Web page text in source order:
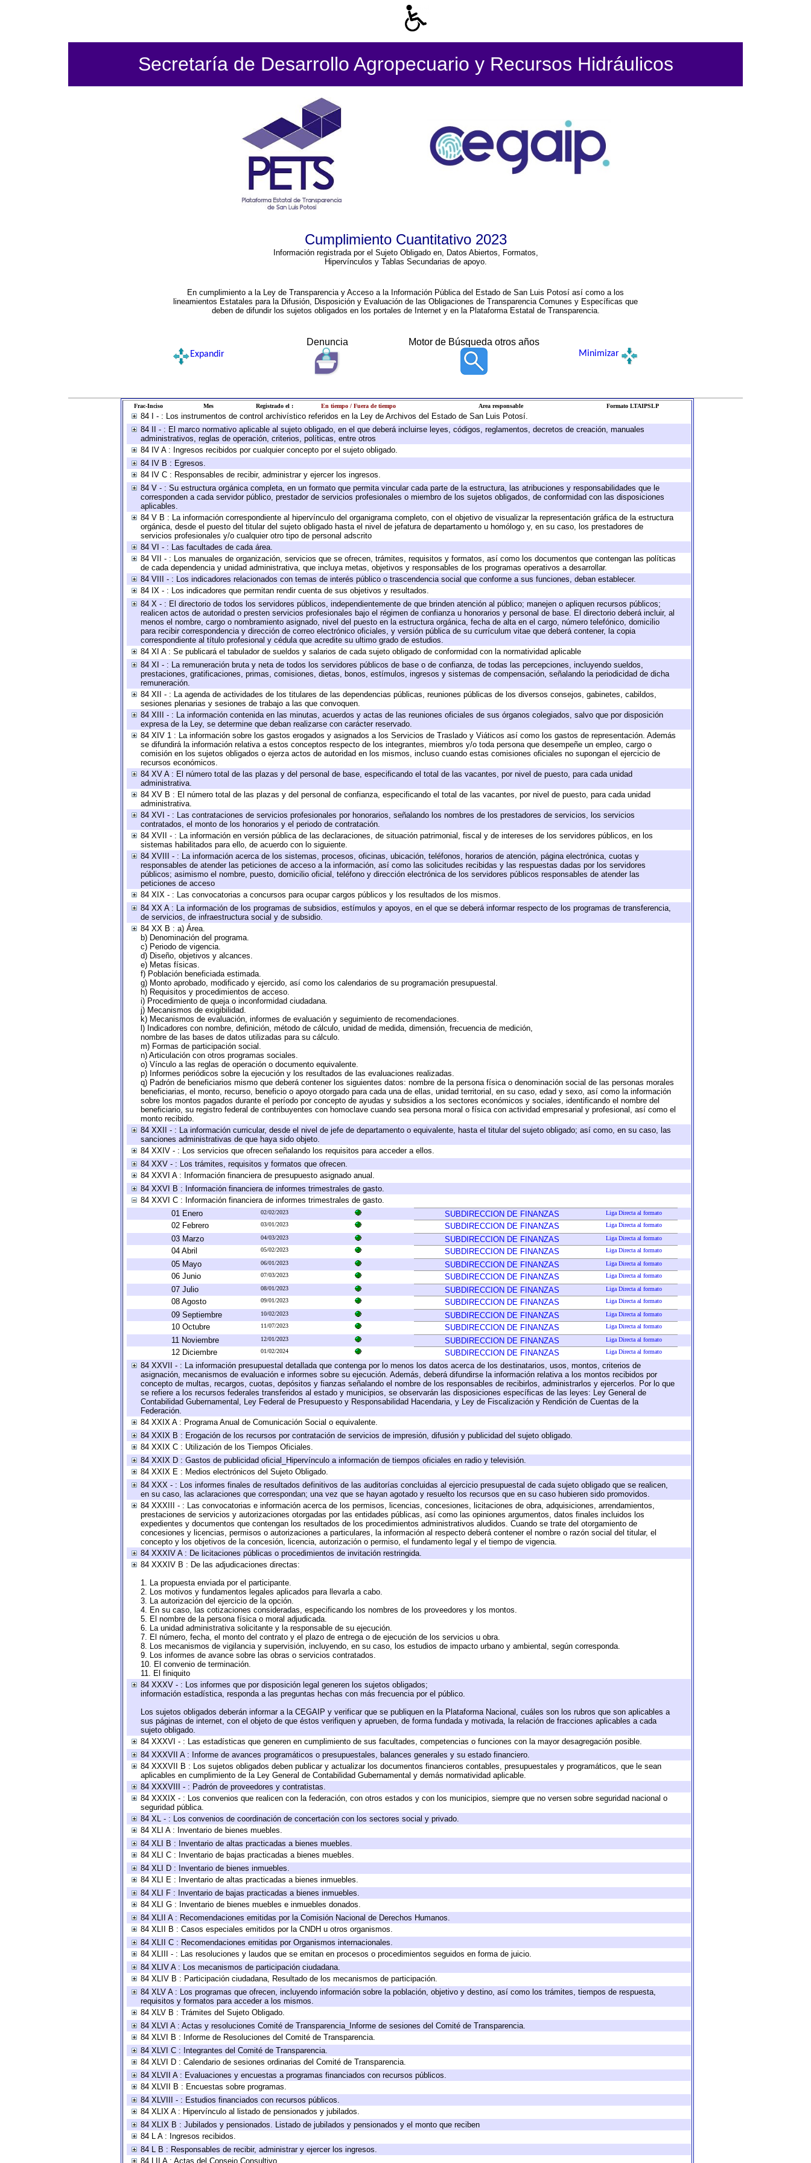
Secretaría de Desarrollo Agropecuario y Recursos Hidráulicos
Cumplimiento Cuantitativo 2023
Información registrada por el Sujeto Obligado en, Datos Abiertos, Formatos,
Hipervínculos y Tablas Secundarias de apoyo.
En cumplimiento a la Ley de Transparencia y Acceso a la Información Pública del Estado de San Luis Potosí así como a los
lineamientos Estatales para la Difusión, Disposición y Evaluación de las Obligaciones de Transparencia Comunes y Específicas que
deben de difundir los sujetos obligados en los portales de Internet y en la Plataforma Estatal de Transparencia.
Denuncia Motor de Búsqueda otros años
Expandir Minimizar
Frac-Inciso Mes Registrado el : En tiempo / Fuera de tiempo Area responsable Formato LTAIPSLP
84 I - : Los instrumentos de control archivístico referidos en la Ley de Archivos del Estado de San Luis Potosí.
84 II - : El marco normativo aplicable al sujeto obligado, en el que deberá incluirse leyes, códigos, reglamentos, decretos de creación, manuales
administrativos, reglas de operación, criterios, políticas, entre otros
84 IV A : Ingresos recibidos por cualquier concepto por el sujeto obligado.
84 IV B : Egresos.
84 IV C : Responsables de recibir, administrar y ejercer los ingresos.
84 V - : Su estructura orgánica completa, en un formato que permita vincular cada parte de la estructura, las atribuciones y responsabilidades que le
corresponden a cada servidor público, prestador de servicios profesionales o miembro de los sujetos obligados, de conformidad con las disposiciones
aplicables.
84 V B : La información correspondiente al hipervínculo del organigrama completo, con el objetivo de visualizar la representación gráfica de la estructura
orgánica, desde el puesto del titular del sujeto obligado hasta el nivel de jefatura de departamento u homólogo y, en su caso, los prestadores de
servicios profesionales y/o cualquier otro tipo de personal adscrito
84 VI - : Las facultades de cada área.
84 VII - : Los manuales de organización, servicios que se ofrecen, trámites, requisitos y formatos, así como los documentos que contengan las políticas
de cada dependencia y unidad administrativa, que incluya metas, objetivos y responsables de los programas operativos a desarrollar.
84 VIII - : Los indicadores relacionados con temas de interés público o trascendencia social que conforme a sus funciones, deban establecer.
84 IX - : Los indicadores que permitan rendir cuenta de sus objetivos y resultados.
84 X - : El directorio de todos los servidores públicos, independientemente de que brinden atención al público; manejen o apliquen recursos públicos;
realicen actos de autoridad o presten servicios profesionales bajo el régimen de confianza u honorarios y personal de base. El directorio deberá incluir, al
menos el nombre, cargo o nombramiento asignado, nivel del puesto en la estructura orgánica, fecha de alta en el cargo, número telefónico, domicilio
para recibir correspondencia y dirección de correo electrónico oficiales, y versión pública de su currículum vitae que deberá contener, la copia
correspondiente al título profesional y cédula que acredite su ultimo grado de estudios.
84 XI A : Se publicará el tabulador de sueldos y salarios de cada sujeto obligado de conformidad con la normatividad aplicable
84 XI - : La remuneración bruta y neta de todos los servidores públicos de base o de confianza, de todas las percepciones, incluyendo sueldos,
prestaciones, gratificaciones, primas, comisiones, dietas, bonos, estímulos, ingresos y sistemas de compensación, señalando la periodicidad de dicha
remuneración.
84 XII - : La agenda de actividades de los titulares de las dependencias públicas, reuniones públicas de los diversos consejos, gabinetes, cabildos,
sesiones plenarias y sesiones de trabajo a las que convoquen.
84 XIII - : La información contenida en las minutas, acuerdos y actas de las reuniones oficiales de sus órganos colegiados, salvo que por disposición
expresa de la Ley, se determine que deban realizarse con carácter reservado.
84 XIV 1 : La información sobre los gastos erogados y asignados a los Servicios de Traslado y Viáticos así como los gastos de representación. Además
se difundirá la información relativa a estos conceptos respecto de los integrantes, miembros y/o toda persona que desempeñe un empleo, cargo o
comisión en los sujetos obligados o ejerza actos de autoridad en los mismos, incluso cuando estas comisiones oficiales no supongan el ejercicio de
recursos económicos.
84 XV A : El número total de las plazas y del personal de base, especificando el total de las vacantes, por nivel de puesto, para cada unidad
administrativa.
84 XV B : El número total de las plazas y del personal de confianza, especificando el total de las vacantes, por nivel de puesto, para cada unidad
administrativa.
84 XVI - : Las contrataciones de servicios profesionales por honorarios, señalando los nombres de los prestadores de servicios, los servicios
contratados, el monto de los honorarios y el periodo de contratación.
84 XVII - : La información en versión pública de las declaraciones, de situación patrimonial, fiscal y de intereses de los servidores públicos, en los
sistemas habilitados para ello, de acuerdo con lo siguiente.
84 XVIII - : La información acerca de los sistemas, procesos, oficinas, ubicación, teléfonos, horarios de atención, página electrónica, cuotas y
responsables de atender las peticiones de acceso a la información, así como las solicitudes recibidas y las respuestas dadas por los servidores
públicos; asimismo el nombre, puesto, domicilio oficial, teléfono y dirección electrónica de los servidores públicos responsables de atender las
peticiones de acceso
84 XIX - : Las convocatorias a concursos para ocupar cargos públicos y los resultados de los mismos.
84 XX A : La información de los programas de subsidios, estímulos y apoyos, en el que se deberá informar respecto de los programas de transferencia,
de servicios, de infraestructura social y de subsidio.
84 XX B : a) Área.
b) Denominación del programa.
c) Periodo de vigencia.
d) Diseño, objetivos y alcances.
e) Metas físicas.
f) Población beneficiada estimada.
g) Monto aprobado, modificado y ejercido, así como los calendarios de su programación presupuestal.
h) Requisitos y procedimientos de acceso.
i) Procedimiento de queja o inconformidad ciudadana.
j) Mecanismos de exigibilidad.
k) Mecanismos de evaluación, informes de evaluación y seguimiento de recomendaciones.
l) Indicadores con nombre, definición, método de cálculo, unidad de medida, dimensión, frecuencia de medición,
nombre de las bases de datos utilizadas para su cálculo.
m) Formas de participación social.
n) Articulación con otros programas sociales.
o) Vínculo a las reglas de operación o documento equivalente.
p) Informes periódicos sobre la ejecución y los resultados de las evaluaciones realizadas.
q) Padrón de beneficiarios mismo que deberá contener los siguientes datos: nombre de la persona física o denominación social de las personas morales
beneficiarias, el monto, recurso, beneficio o apoyo otorgado para cada una de ellas, unidad territorial, en su caso, edad y sexo, así como la información
sobre los montos pagados durante el período por concepto de ayudas y subsidios a los sectores económicos y sociales, identificando el nombre del
beneficiario, su registro federal de contribuyentes con homoclave cuando sea persona moral o física con actividad empresarial y profesional, así como el
monto recibido.
84 XXII - : La información curricular, desde el nivel de jefe de departamento o equivalente, hasta el titular del sujeto obligado; así como, en su caso, las
sanciones administrativas de que haya sido objeto.
84 XXIV - : Los servicios que ofrecen señalando los requisitos para acceder a ellos.
84 XXV - : Los trámites, requisitos y formatos que ofrecen.
84 XXVI A : Información financiera de presupuesto asignado anual.
84 XXVI B : Información financiera de informes trimestrales de gasto.
84 XXVI C : Información financiera de informes trimestrales de gasto.
01 Enero
02/02/2023 SUBDIRECCION DE FINANZAS Liga Directa al formato
02 Febrero 03/01/2023 SUBDIRECCION DE FINANZAS Liga Directa al formato
03 Marzo 04/03/2023 SUBDIRECCION DE FINANZAS Liga Directa al formato
04 Abril 05/02/2023 SUBDIRECCION DE FINANZAS Liga Directa al formato
05 Mayo 06/01/2023 SUBDIRECCION DE FINANZAS Liga Directa al formato
06 Junio 07/03/2023 SUBDIRECCION DE FINANZAS Liga Directa al formato
07 Julio 08/01/2023 SUBDIRECCION DE FINANZAS Liga Directa al formato
08 Agosto 09/01/2023 SUBDIRECCION DE FINANZAS Liga Directa al formato
09 Septiembre 10/02/2023 SUBDIRECCION DE FINANZAS Liga Directa al formato
10 Octubre 11/07/2023 SUBDIRECCION DE FINANZAS Liga Directa al formato
11 Noviembre 12/01/2023 SUBDIRECCION DE FINANZAS Liga Directa al formato
12 Diciembre 01/02/2024 SUBDIRECCION DE FINANZAS Liga Directa al formato
84 XXVII - : La información presupuestal detallada que contenga por lo menos los datos acerca de los destinatarios, usos, montos, criterios de
asignación, mecanismos de evaluación e informes sobre su ejecución. Además, deberá difundirse la información relativa a los montos recibidos por
concepto de multas, recargos, cuotas, depósitos y fianzas señalando el nombre de los responsables de recibirlos, administrarlos y ejercerlos. Por lo que
se refiere a los recursos federales transferidos al estado y municipios, se observarán las disposiciones específicas de las leyes: Ley General de
Contabilidad Gubernamental, Ley Federal de Presupuesto y Responsabilidad Hacendaria, y Ley de Fiscalización y Rendición de Cuentas de la
Federación.
84 XXIX A : Programa Anual de Comunicación Social o equivalente.
84 XXIX B : Erogación de los recursos por contratación de servicios de impresión, difusión y publicidad del sujeto obligado.
84 XXIX C : Utilización de los Tiempos Oficiales.
84 XXIX D : Gastos de publicidad oficial_Hipervínculo a información de tiempos oficiales en radio y televisión.
84 XXIX E : Medios electrónicos del Sujeto Obligado.
84 XXX - : Los informes finales de resultados definitivos de las auditorías concluidas al ejercicio presupuestal de cada sujeto obligado que se realicen,
en su caso, las aclaraciones que correspondan; una vez que se hayan agotado y resuelto los recursos que en su caso hubieren sido promovidos.
84 XXXIII - : Las convocatorias e información acerca de los permisos, licencias, concesiones, licitaciones de obra, adquisiciones, arrendamientos,
prestaciones de servicios y autorizaciones otorgadas por las entidades públicas, así como las opiniones argumentos, datos finales incluidos los
expedientes y documentos que contengan los resultados de los procedimientos administrativos aludidos. Cuando se trate del otorgamiento de
concesiones y licencias, permisos o autorizaciones a particulares, la información al respecto deberá contener el nombre o razón social del titular, el
concepto y los objetivos de la concesión, licencia, autorización o permiso, el fundamento legal y el tiempo de vigencia.
84 XXXIV A : De licitaciones públicas o procedimientos de invitación restringida.
84 XXXIV B : De las adjudicaciones directas:
1. La propuesta enviada por el participante.
2. Los motivos y fundamentos legales aplicados para llevarla a cabo.
3. La autorización del ejercicio de la opción.
4. En su caso, las cotizaciones consideradas, especificando los nombres de los proveedores y los montos.
5. El nombre de la persona física o moral adjudicada.
6. La unidad administrativa solicitante y la responsable de su ejecución.
7. El número, fecha, el monto del contrato y el plazo de entrega o de ejecución de los servicios u obra.
8. Los mecanismos de vigilancia y supervisión, incluyendo, en su caso, los estudios de impacto urbano y ambiental, según corresponda.
9. Los informes de avance sobre las obras o servicios contratados.
10. El convenio de terminación.
11. El finiquito
84 XXXV - : Los informes que por disposición legal generen los sujetos obligados;
información estadística, responda a las preguntas hechas con más frecuencia por el público.
Los sujetos obligados deberán informar a la CEGAIP y verificar que se publiquen en la Plataforma Nacional, cuáles son los rubros que son aplicables a
sus páginas de internet, con el objeto de que éstos verifiquen y aprueben, de forma fundada y motivada, la relación de fracciones aplicables a cada
sujeto obligado.
84 XXXVI - : Las estadísticas que generen en cumplimiento de sus facultades, competencias o funciones con la mayor desagregación posible.
84 XXXVII A : Informe de avances programáticos o presupuestales, balances generales y su estado financiero.
84 XXXVII B : Los sujetos obligados deben publicar y actualizar los documentos financieros contables, presupuestales y programáticos, que le sean
aplicables en cumplimiento de la Ley General de Contabilidad Gubernamental y demás normatividad aplicable.
84 XXXVIII - : Padrón de proveedores y contratistas.
84 XXXIX - : Los convenios que realicen con la federación, con otros estados y con los municipios, siempre que no versen sobre seguridad nacional o
seguridad pública.
84 XL - : Los convenios de coordinación de concertación con los sectores social y privado.
84 XLI A : Inventario de bienes muebles.
84 XLI B : Inventario de altas practicadas a bienes muebles.
84 XLI C : Inventario de bajas practicadas a bienes muebles.
84 XLI D : Inventario de bienes inmuebles.
84 XLI E : Inventario de altas practicadas a bienes inmuebles.
84 XLI F : Inventario de bajas practicadas a bienes inmuebles.
84 XLI G : Inventario de bienes muebles e inmuebles donados.
84 XLII A : Recomendaciones emitidas por la Comisión Nacional de Derechos Humanos.
84 XLII B : Casos especiales emitidos por la CNDH u otros organismos.
84 XLII C : Recomendaciones emitidas por Organismos internacionales.
84 XLIII - : Las resoluciones y laudos que se emitan en procesos o procedimientos seguidos en forma de juicio.
84 XLIV A : Los mecanismos de participación ciudadana.
84 XLIV B : Participación ciudadana, Resultado de los mecanismos de participación.
84 XLV A : Los programas que ofrecen, incluyendo información sobre la población, objetivo y destino, así como los trámites, tiempos de respuesta,
requisitos y formatos para acceder a los mismos.
84 XLV B : Trámites del Sujeto Obligado.
84 XLVI A : Actas y resoluciones Comité de Transparencia_Informe de sesiones del Comité de Transparencia.
84 XLVI B : Informe de Resoluciones del Comité de Transparencia.
84 XLVI C : Integrantes del Comité de Transparencia.
84 XLVI D : Calendario de sesiones ordinarias del Comité de Transparencia.
84 XLVII A : Evaluaciones y encuestas a programas financiados con recursos públicos.
84 XLVII B : Encuestas sobre programas.
84 XLVIII - : Estudios financiados con recursos públicos.
84 XLIX A : Hipervínculo al listado de pensionados y jubilados.
84 XLIX B : Jubilados y pensionados. Listado de jubilados y pensionados y el monto que reciben
84 L A : Ingresos recibidos.
84 L B : Responsables de recibir, administrar y ejercer los ingresos.
84 LII A : Actas del Consejo Consultivo.